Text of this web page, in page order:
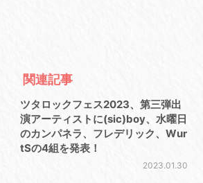
関連記事
ツタロックフェス2023、第三弾出
演アーティストに(sic)boy、水曜日
のカンパネラ、フレデリック、Wur
tSの4組を発表！
2023.01.30